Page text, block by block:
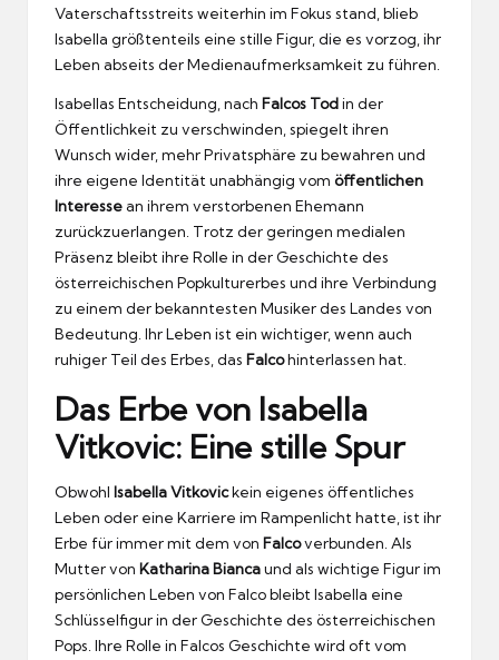
Vaterschaftsstreits weiterhin im Fokus stand, blieb
Isabella größtenteils eine stille Figur, die es vorzog, ihr
Leben abseits der Medienaufmerksamkeit zu führen.
Isabellas Entscheidung, nach Falcos Todin der
Öffentlichkeit zu verschwinden, spiegelt ihren
Wunsch wider, mehr Privatsphäre zu bewahren und
ihre eigene Identität unabhängig vom öffentlichen
Interessean ihrem verstorbenen Ehemann
zurückzuerlangen. Trotz der geringen medialen
Präsenz bleibt ihre Rolle in der Geschichte des
österreichischen Popkulturerbes und ihre Verbindung
zu einem der bekanntesten Musiker des Landes von
Bedeutung. Ihr Leben ist ein wichtiger, wenn auch
ruhiger Teil des Erbes, das Falcohinterlassen hat.
Das Erbe von Isabella
Vitkovic: Eine stille Spur
Obwohl Isabella Vitkovickein eigenes öffentliches
Leben oder eine Karriere im Rampenlicht hatte, ist ihr
Erbe für immer mit dem von Falcoverbunden. Als
Mutter von Katharina Biancaund als wichtige Figur im
persönlichen Leben von Falco bleibt Isabella eine
Schlüsselfigur in der Geschichte des österreichischen
Pops. Ihre Rolle in Falcos Geschichte wird oft vom